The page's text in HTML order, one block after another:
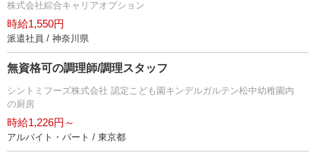
株式会社綜合キャリアオプション
時給1,550円
派遣社員 / 神奈川県
無資格可の調理師/調理スタッフ
シントミフーズ株式会社 認定こども園キンデルガルテン松中幼稚園内
の厨房
時給1,226円～
アルバイト・パート / 東京都